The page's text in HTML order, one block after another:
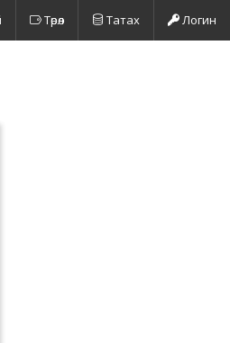
Төрөл Татах Логин